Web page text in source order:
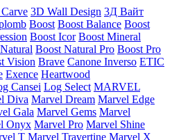
3D Wall Design 3Д Вайт
Boost Boost Balance Boost
Boost Icor Boost Mineral
Boost Natural Pro Boost Pro
Vision Brave Canone Inverso ETIC
Exence Heartwood
Cansei Log Select MARVEL
Diva Marvel Dream Marvel Edge
Gala Marvel Gems Marvel
Onyx Marvel Pro Marvel Shine
T Marvel Travertine Marvel X